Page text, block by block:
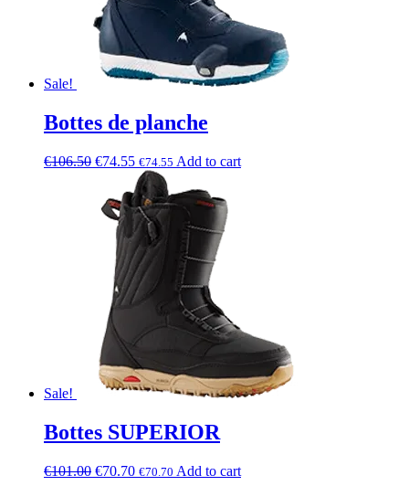
Sale!
Bottes de planche
€106.50 €74.55 €74.55 Add to cart
Sale!
Bottes SUPERIOR
€101.00 €70.70 €70.70 Add to cart